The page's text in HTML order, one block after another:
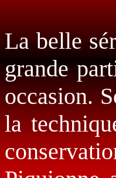
La belle
grande
occasion.
la